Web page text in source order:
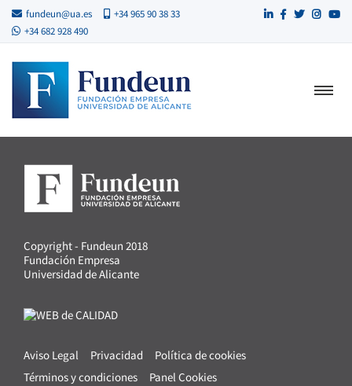
fundeun@ua.es
+34 965 90 38 33
+34 682 928 490
Copyright - Fundeun 2018
Fundación Empresa
Universidad de Alicante
Aviso Legal Privacidad
Política de cookies
Términos y condiciones
Panel Cookies